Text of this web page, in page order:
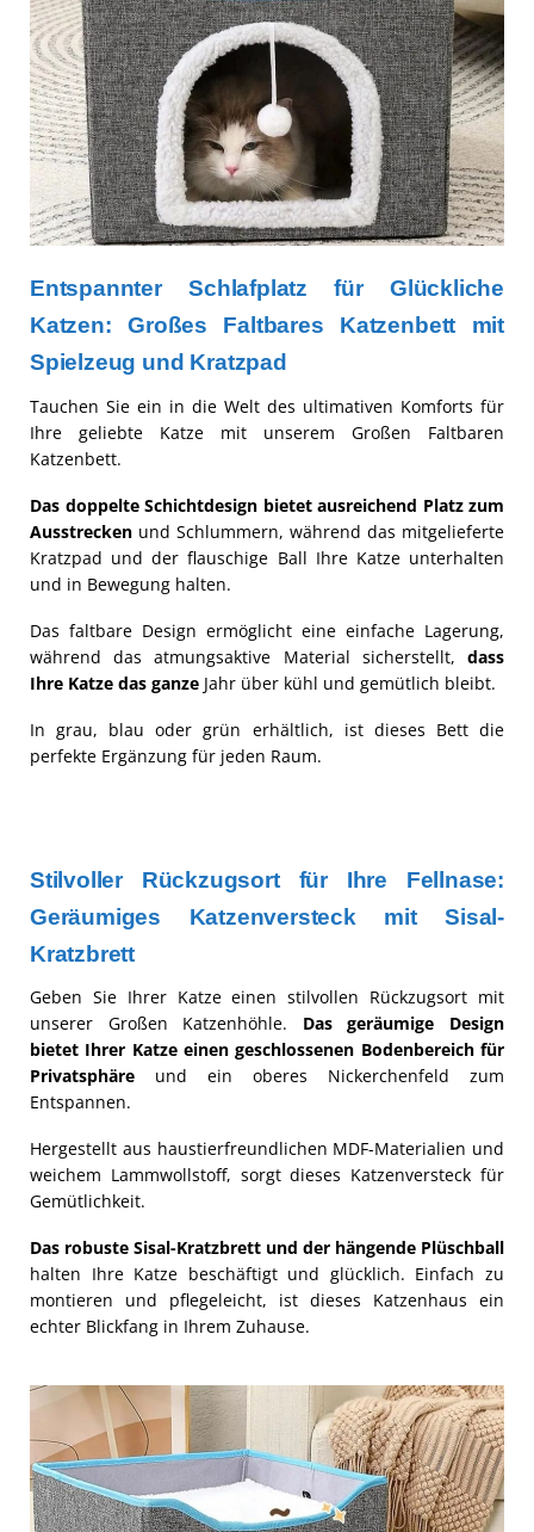
Entspannter Schlafplatz für Glückliche
Katzen: Großes Faltbares Katzenbett mit
Spielzeug und Kratzpad
Tauchen Sie ein in die Welt des ultimativen Komforts für
Ihre geliebte Katze mit unserem Großen Faltbaren
Katzenbett.
Das doppelte Schichtdesign bietet ausreichend Platz zum
Ausstrecken und Schlummern, während das mitgelieferte
Kratzpad und der flauschige Ball Ihre Katze unterhalten
und in Bewegung halten.
Das faltbare Design ermöglicht eine einfache Lagerung,
während das atmungsaktive Material sicherstellt, dass
Ihre Katze das ganze Jahr über kühl und gemütlich bleibt.
In grau, blau oder grün erhältlich, ist dieses Bett die
perfekte Ergänzung für jeden Raum.
Stilvoller Rückzugsort für Ihre Fellnase:
Geräumiges Katzenversteck mit Sisal-
Kratzbrett
Geben Sie Ihrer Katze einen stilvollen Rückzugsort mit
unserer Großen Katzenhöhle. Das geräumige Design
bietet Ihrer Katze einen geschlossenen Bodenbereich für
Privatsphäre und ein oberes Nickerchenfeld zum
Entspannen.
Hergestellt aus haustierfreundlichen MDF-Materialien und
weichem Lammwollstoff, sorgt dieses Katzenversteck für
Gemütlichkeit.
Das robuste Sisal-Kratzbrett und der hängende Plüschball
halten Ihre Katze beschäftigt und glücklich. Einfach zu
montieren und pflegeleicht, ist dieses Katzenhaus ein
echter Blickfang in Ihrem Zuhause.